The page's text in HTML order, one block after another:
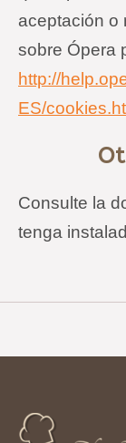
aceptación o
sobre Ópera
http://
ES/
Consulte la
tenga